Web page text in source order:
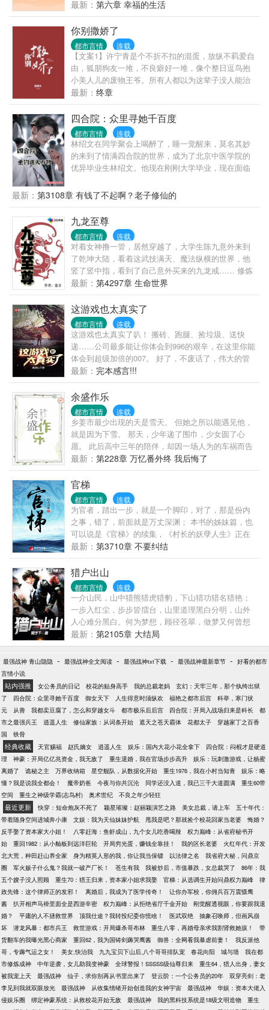
么的陌生和熟悉. 但习惯了都市生活的他在这能习惯这
种日出而作，日落而息．听着海潮的寂寞生活吗？当
他发现这里有太多值得去发掘的乐趣时，生活也变得
精彩起来．寂寞的海潮也变成了激情的春潮． 【故事
的发生地是一个无视人伦的小渔村,咳咳】 这里的一切
都是那么的传
最新： 第六章 幸福的生活
你别撒娇了
都市言情 连载
【文案1】许宁青是个不折不扣的混蛋，放纵不羁爱自
由，狐朋狗友一堆，不良癖好一堆，像个整日逗鸟抱
小美人儿的废物王爷。所有人都以为这辈子没人能治
的了他，直到有一天——脸黑的不行的许宁青气冲冲
的走进好友的酒吧，后头跟着一个穿着蓝白衣服的姑
娘姑娘手足无措，去拉他的衣角。周围目光直勾勾。
许少爷灌了杯酒，凶神恶煞：“你说！你是不是早恋！
刚才那个男同学是谁！”众人：“……”您这酒池肉林中
的混蛋还好意思训人？？？【文案2】常梨喜欢上了一
个男人，论辈分，是叔叔辈的，可常梨不喜欢，明明
只差九岁而已。许宁青经常慵懒倚在少女身上，故意
青作了个死，常梨愤然离家出走。从前总是云淡风轻
他的手，抬起头，安静两秒，杏眼弯着甜甜冲他笑。
许宁青那些朋友恭贺他终于摆脱幼稚小丫头，重归丰
富多彩成人夜生活。却在一天晚上见到喝的酩酊大醉
的许少爷，红着眼睛抱着小朋友。“梨梨跟我回家好不
好。”【文案三】刚开始。常梨要托许宁青照顾，少女
可怜巴巴地站在门口，手里拎着行李箱。没一会儿，
门被打开，屋里的男人一件骚包睡衣，露出大片带水
渍的胸膛与锁骨，眉眼微愠，不耐烦：“谁啊。”常梨乖
乖叫了一声。下一秒，门“砰”一声重新甩上，只轻飘飘
一句：“找错人了。”后来。许宁青把姑娘抱在腿上，哭
唧唧的装可怜，求自己的小女友大学不要住校。“宝贝
儿，别让我独守空闺啊当我阅尽千帆后，遇到一个最
赤诚最勇敢的灵魂#食用指南：本主义玩家被驯化成忠
犬的过程。
最新： 终章
四合院：众里寻她千百度
都市言情 连载
林绍文在同学聚会上喝醉了，睡一觉醒来，莫名其妙
的来到了情满四合院的世界，成为了北京中医学院的
优异毕业生林绍文。他现在刚刚大学毕业，现在面临
还是去轧钢厂当一名默默无闻的厂医。林绍文二话不
说，就选择了厂医。没有办法，让一个社畜去医院当
医生，那不等于是杀人？更何况，协和医院可都是大
佬级别的，人家一眼就能看出他的医学水平。可在他
做出了选择后，脑海中“叮”了一声。“诸天垂钓”系统开
启，诸天万物，皆可垂钓。林绍文差点没吐血，这该
死的垂钓系统早来一分钟，他的人生就不一样了。
最新： 第3108章 有钱了不起啊？老子修仙的
九龙至尊
都市言情 连载
对着女神撸一管，居然穿越了，大学生陈九意外来到
了乾坤大陆，看着这武技满天、魔法纵横的世界，他
竖了竖中指，看到了自己意外买来的九龙戒…… 修炼
等级：淬体九重，开天八变，起源七溯，阴阳六合，
五行五聚，造化四境，乾坤三演，神话二传，混沌大
成！ 乾坤大陆一夫多妻制，不喜勿骂。 08年至今，小
盘从未断更，总小说字数过千万，各种保证，放心阅
读，求大力支持。
最新： 第4297章 生命世界
这游戏也太真实了
都市言情 连载
这游戏也太真实了叭！ 搬砖、跑腿、捡垃圾、送快
递……公司最多能让你体会到996的艰辛，在这里你能
体会到超级加倍的007。 好了，不废话了，伟大的管
理者大人喊我去搬砖了。 那位大人说了，只要我们努
力献上自己的肝，下个月他又能换一套全新的动力
甲，到时候带我们开全新的地图，去广阔的废土捡更
多的垃圾！ …… 穿越到废土世界的楚光发现，自己解
锁了避难所系统，能够从平行世界召唤名为“玩家”的生
物。 从那天开始，整个废土都不正经了。
最新： 完本感言!!!
余盛作乐
都市言情 连载
乡姜市最少出现的天是雪天。 但她之所以能遇见他，
就是因为下雪。 那天，少年递了围巾，少女圆了心
愿。 此后高中三年的陪伴，却因一场人为的车祸而告
终。 二十四岁那年。 从未谈过恋爱的余欢，破天荒
地，喜欢上了一个认识还不到一个月的人。 而盛寻终
于追到了惦记许多年的小姑娘。 有人真心祝福，也有
人暗地谋划。 昔日的真相总有人时刻铭记在心。 当真
相浮出水面之时，是该毁灭，还是原谅？ 【本文1
宠。】
最新： 第228章 万忆番外终 我后悔了
官梯
都市言情 连载
为官者，踏出一步，就是一个脚印，对了，那是份内
之事，错了，前面就是万丈深渊； 本书的姊妹篇，也
可以说是《官梯》的续集，《村长的妖孽人生》正在
网易云阅读火热连载，《官梯》里没有交代的事这里
都会交代清楚，敬请观赏。 另有完本作品《国色天
香》也在网易云阅读。
最新： 第3710章 不要纠结
猎户出山
都市言情 连载
一介山民，山中猎熊猎虎猎豹，下山猎功猎名猎艳；
一步入红尘，步步皆擂台，山里道理黑白分明，山外
人心难分黑白。何为梦想，顾径苍翠，做梦又何曾想
到；何为目标，蓦然回首，早已是万人仰望的目标。
书友群：168683435
最新： 第2105章 大结局
最强战神 青山隐隐 - 最强战神全文阅读 - 最强战神txt下载 - 最强战神最新章节 - 好看的都市
言情小说
站内强推 女公务员的日记 校花的贴身高手 我的总裁老妈
玄幻：天牢三年，那个纨绔出狱
了
四合院：众里寻她千百度 御女天下 人生得意时须纵欢 福艳之都市后宫
科举，寒门状
元
从善 我都卖豆腐了，怎么和穿越女斗 都市极乐后后宫 四合院：开局入战场归来是科长
都
市之最强兵王
逍遥人生 修仙家族：从词条开始 遮天之苍天霸体 花都太子
穿越家丁之百香
国
铁骨
经典收藏 天官赐福 赵氏嫡女 逍遥人生 娱乐：国内大花小花全拿下
四合院：闷棍才是硬道
理
神豪：开局亿亿兆资金，我无敌了 重生退婚，我在官场步步高升
娱乐：玩刺激游戏，让杨蜜
离婚了
诡秘之主 万界收纳箱 星空舰队，从数据化开始 重生1976，我在小村当知青
娱乐：略
懂？我是说我全都会！
魔帝奶爸 今夜与你共沉沦 同学还没入道，我已三千大道圆满
重生60带
空间
重生之神级学霸(志鸟村) 奥术世纪 不良之年少轻狂
最近更新 快穿：短命炮灰不死了 颖星璀璨：赵丽颖演艺之路 美女总裁，请上车
五十年代：
带着随身空间进城奔小康
文娱：我为天仙妹妹护航 甩我是吧？那就捡个校花回家当老婆
悔婚？
反手娶了资本家大小姐！
八零赶海：鱼虾成山，九个女儿吃香喝辣
权力巅峰：从省府秘书开
始
重回1982：从小舢板到远洋巨轮 开局穷光蛋，赚钱全靠挂！ 我的区长老婆
火红年代：开发
北大荒，种田赶山养全家
身为精英人形的我，你让我当保镖 以法律之名
我省府大秘，问鼎京
圈
军火贩子什么鬼？我就一破产厂长！ 苍生有我 我被炒后，市值暴跌，女总裁哭了
86年：我
五个嫂子没人照顾
重生70：猎王归来，资本家小姐求我娶 官梯：从选调生开始问鼎权力巅峰
律
政先锋：这个律师正的发邪！
离婚后，我成为了医学传奇！
让你办军校，你佣兵百万震慑鹰
酱
扒开相声马褂里面全是西游辛密 权力巅峰：从拒绝省厅千金开始
刚觉醒透视眼，你要跟我退
婚？
平庸的人不拯救世界 顶我仕途？我转投纪委你慌啥！ 医武双绝
抽象召唤师，但画风崩
坏
潜龙风暴：都市兵王 救世游戏：开局爆杀哥布林 重生八零，再婚母亲求我割肾救她孩！
带
货翻车的我曝光黑心商家
重回62，我为国铸剑薅哭鹰酱 御兽：全网看我暴虐前妻！
我反派他
哥，专薅气运之女！
美女,快治我 九九宝贝下山后,八个哥哥排队宠 春花向阳 城与墙
我在都
市修炼成神
中年逆袭，女儿助我变神豪 全球警报！SSSSS级仙尊归来
重生64，猎人出身，妻女
被我宠上天
最强战神 仙子，求你别再从书里出来了 登云阶：一个公务员的20年
双穿亮剑：老
李见到我就双眼放光
最强战神 从收集情绪开始创造我的女神宇宙 最强战神
华娱：资本大佬入
侵娱乐圈
绑定神豪系统：从救校花开始无敌 最强战神 我的黑科技系统是18级文明造物
重生